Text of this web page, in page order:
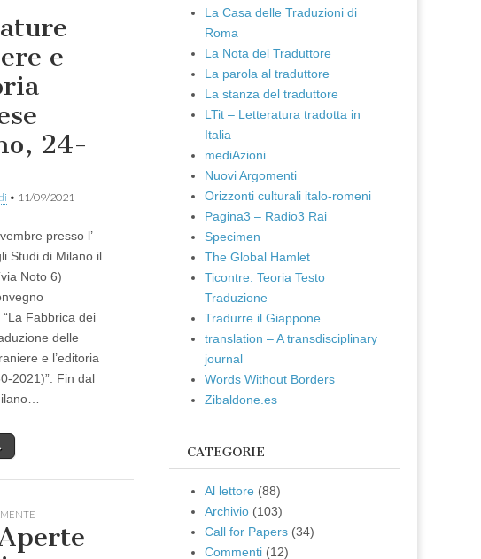
e
24-
• 11/09/2021
presso l’
Studi di Milano il
Noto 6)
Fabbrica dei
delle
e l’editoria
2021)”. Fin dal
La Casa delle Traduzioni di
Roma
La Nota del Traduttore
La parola al traduttore
La stanza del traduttore
LTit – Letteratura tradotta in
Italia
mediAzioni
Nuovi Argomenti
Orizzonti culturali italo-romeni
Pagina3 – Radio3 Rai
Specimen
The Global Hamlet
Ticontre. Teoria Testo
Traduzione
Tradurre il Giappone
translation – A transdisciplinary
journal
Words Without Borders
Zibaldone.es
CATEGORIE
Al lettore (88)
Archivio (103)
Call for Papers (34)
Commenti (12)